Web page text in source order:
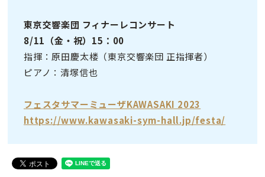
東京交響楽団 フィナーレコンサート
8/11（金・祝）15：00
指揮：原田慶太楼（東京交響楽団 正指揮者）
ピアノ：清塚信也
フェスタサマーミューザKAWASAKI 2023
https://www.kawasaki-sym-hall.jp/festa/